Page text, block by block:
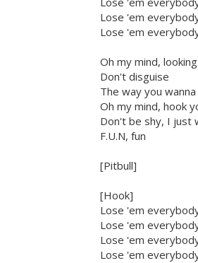
Lose 'em
Lose 'em
Oh my mind,
Don't disguise
The way you
Oh my mind, hook
Don't be shy, I just
F.U.N, fun
[Pitbull]
[Hook]
Lose 'em
Lose 'em
Lose 'em
Lose 'em